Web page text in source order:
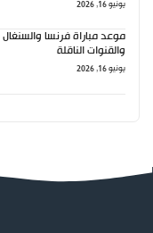
يونيو 16, 2026
والقنوات الناقلة
يونيو 16, 2026